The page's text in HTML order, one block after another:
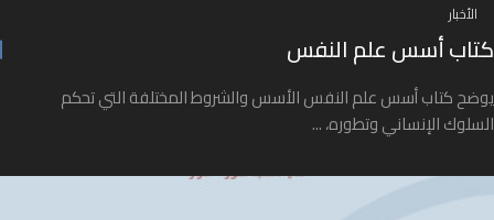
الأخبار
كتاب أسس علم النفس
يوضح كتاب أسس علم النفس الأسس والشروط المختلفة التي تحكم
السلوك الإنساني وتطوره، ...